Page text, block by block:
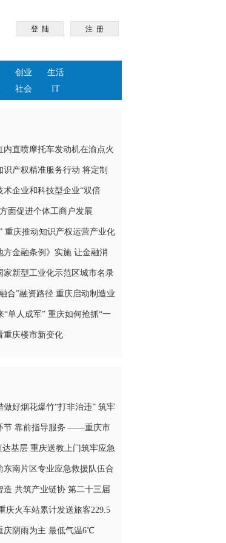
创业
生活
社会 IT
内直喷摩托车发动机在渝点火
识产权精准服务行动 将定制
业一线
术企业和科技型企业“双倍
越多重庆科技企业站上创
面促进个体工商户发展
重庆推动知识产权运营产业化
方金融条例》实施 让金融消
门维权有道
家新型工业化示范区城市名录
区入选
合”融资路径 重庆启动制造业
“揭榜挂帅”申报
“单人成军” 重庆如何抢抓“一
口
重庆楼市新变化
做好烟花爆竹“打非治违” 筑牢
墙”
节 靠前指导服务 ——重庆市
工复产“六个一”安全生产刚性
达基层 重庆送教上门筑牢应急
东南片区专业应急救援队伍合
造 共筑产业链协 第二十三届
弹簧及设备展览会3月24日在
庆火车站累计发送旅客229.5
庆阴雨为主 最低气温6℃